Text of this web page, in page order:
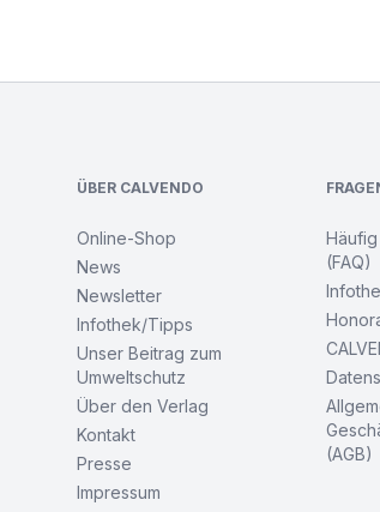
ÜBER CALVENDO
Online-Shop
News
Newsletter
Infothek/Tipps
Unser Beitrag zum
Umweltschutz
Über den Verlag
Kontakt
Presse
Impressum
(FAQ)
(AGB)